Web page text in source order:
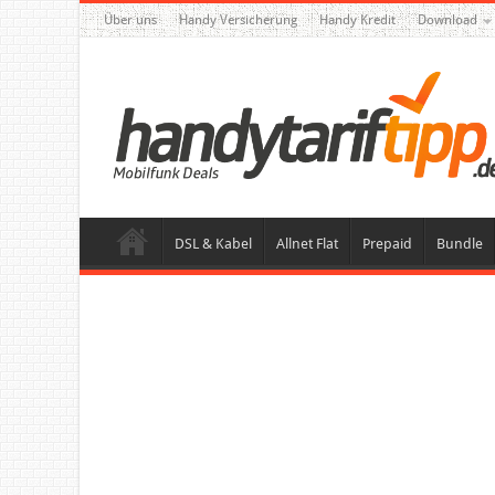
Über uns Handy Versicherung Handy Kredit Download
DSL & Kabel Allnet Flat Prepaid Bundle